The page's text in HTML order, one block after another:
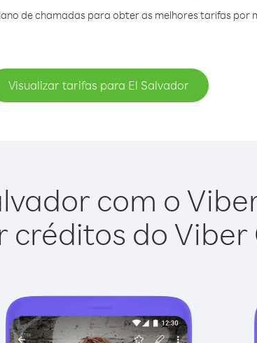
de chamadas para obter as melhores tarifas por
Visualizar tarifas para El Salvador
com o
créditos do Viber